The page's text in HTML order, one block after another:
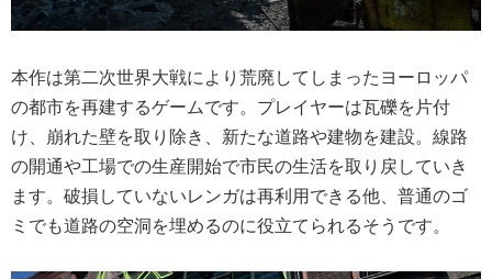
本作は第二次世界大戦により荒廃してしまったヨーロッパ
の都市を再建するゲームです。プレイヤーは瓦礫を片付
け、崩れた壁を取り除き、新たな道路や建物を建設。線路
の開通や工場での生産開始で市民の生活を取り戻していき
ます。破損していないレンガは再利用できる他、普通のゴ
ミでも道路の空洞を埋めるのに役立てられるそうです。